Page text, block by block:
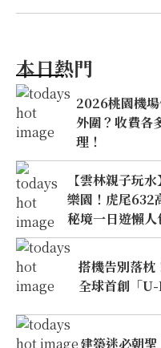
本日熱門
2026桃園機
外圍？收費各
理！
【雲林親子玩
樂園！虎尾632
秘境一日遊懶人
搭機告別落枕
全球首創「
建築迷必朝